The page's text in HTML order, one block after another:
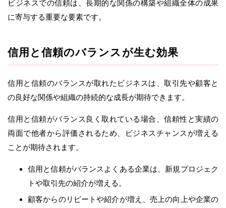
ビジネスでの信頼は、長期的な関係の構築や組織全体の成果
に寄与する重要な要素です。
信用と信頼のバランスが生む効果
信用と信頼のバランスが取れたビジネスは、取引先や顧客と
の良好な関係や組織の持続的な成長が期待できます。
信用と信頼がバランス良く取れている場合、信頼性と実績の
両面で他者から評価されるため、ビジネスチャンスが増える
ことが期待されます。
信用と信頼がバランスよくある企業は、新規プロジェク
トや取引先の紹介が増える。
顧客からのリピートや紹介が増え、売上の向上や企業の